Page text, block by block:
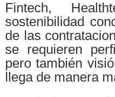
Fintech,
sostenibilidad
de las
se requieren
pero también
llega de manera